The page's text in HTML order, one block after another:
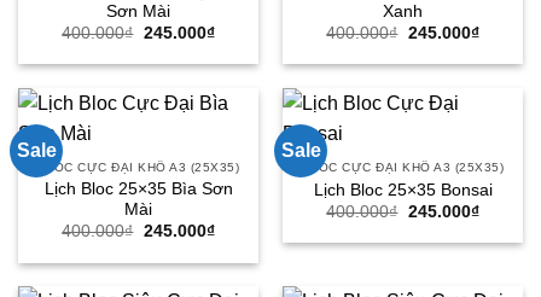
Sơn Mài
400.000₫ Giá
là:
245.000₫Giá
tại
245.000₫.
Xanh
400.000₫ Giá
là:
245.000₫Giá
tại
Sale
BLOC CỰC ĐẠI KHỔ A3 (25X35)
Lịch Bloc 25×35 Bìa Sơn
Mài
400.000₫ Giá
là:
245.000₫Giá
tại
245.000₫.
Sale
BLOC CỰC ĐẠI KHỔ A3 (25X35)
Lịch Bloc 25×35 Bonsai
400.000₫ Giá
là:
245.000₫Giá
tại